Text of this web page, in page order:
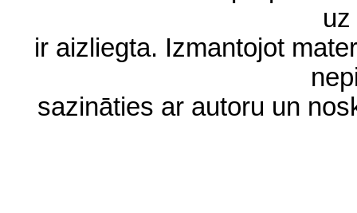
ir aizliegta. Izmantojot
sazināties ar autoru un